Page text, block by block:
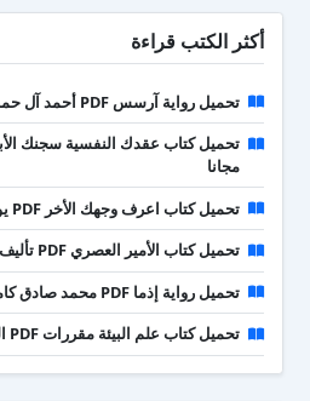
أكثر الكتب قراءة
تحميل رواية آرسس PDF أحمد آل حمدان
مجانا
تحميل كتاب اعرف وجهك الأخر PDF يوسف الحسني
تحميل كتاب الأمير العصري PDF تأليف كارنز لورد كامل مجانا
تحميل رواية إذما PDF محمد صادق كامل مجانا
تحميل كتاب علم البيئة مقررات PDF السعودية 1443